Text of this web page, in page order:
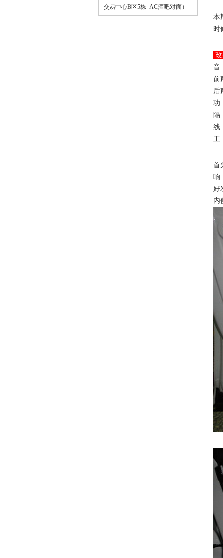
交易中心B区5栋 AC酒吧对面）
本
时
音
前
后
功
隔
线
工
首
响
好
内